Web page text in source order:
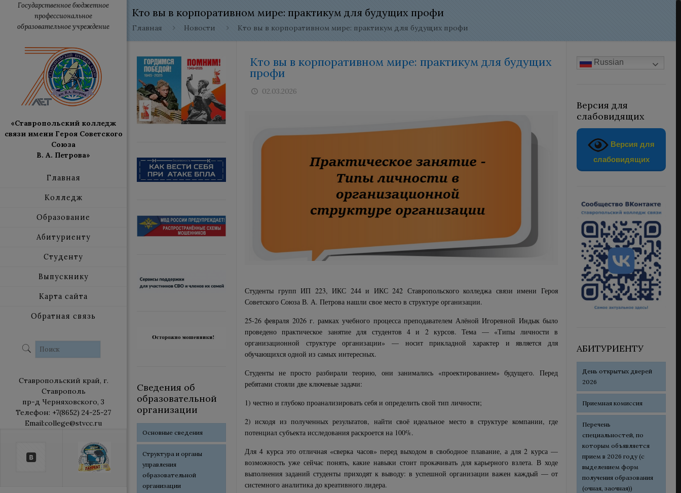
Государственное бюджетное
профессиональное
образовательное учреждение
«Ставропольский колледж
связи имени Героя Советского
Союза
В. А. Петрова»
Главная
Колледж
Образование
Абитуриенту
Студенту
Выпускнику
Карта сайта
Обратная связь
Ставропольский край, г.
Ставрополь
пр-д Черняховского, 3
Телефон: +7(8652) 24-25-27
Email:college@stvcc.ru
Кто вы в корпоративном мире: практикум для будущих профи
Главная Новости Кто вы в корпоративном мире: практикум для будущих профи
Кто вы в корпоративном мире: практикум для будущих
профи
02.03.2026
Студенты групп ИП 223, ИКС 244 и ИКС 242 Ставропольского колледжа связи имени Героя
Советского Союза В. А. Петрова нашли свое место в структуре организации.
25-26 февраля 2026 г. рамках учебного процесса преподавателем Алёной Игоревной Индык было
проведено практическое занятие для студентов 4 и 2 курсов. Тема — «Типы личности в
организационной структуре организации» — носит прикладной характер и является для
обучающихся одной из самых интересных.
Студенты не просто разбирали теорию, они занимались «проектированием» будущего. Перед
ребятами стояли две ключевые задачи:
1) честно и глубоко проанализировать себя и определить свой тип личности;
2) исходя из полученных результатов, найти своё идеальное место в структуре компании, где
потенциал субъекта исследования раскроется на 100%.
Для 4 курса это отличная «сверка часов» перед выходом в свободное плавание, а для 2 курса —
возможность уже сейчас понять, какие навыки стоит прокачивать для карьерного взлета. В ходе
выполнения заданий студенты приходят к выводу: в успешной организации важен каждый — от
системного аналитика до креативного лидера.
Сведения об
образовательной
организации
Основные сведения
Структура и органы
управления
образовательной
организации
Russian
Версия для
слабовидящих
Версия для
слабовидящих
АБИТУРИЕНТУ
День открытых дверей
2026
Приемная комиссия
Перечень
специальностей, по
которым объявляется
прием в 2026 году (с
выделением форм
получения образования
(очная, заочная))